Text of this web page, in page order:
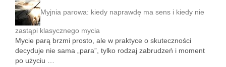
Myjnia parowa: kiedy naprawdę ma sens i kiedy nie
zastąpi klasycznego mycia
Mycie parą brzmi prosto, ale w praktyce o skuteczności
decyduje nie sama „para”, tylko rodzaj zabrudzeń i moment
po użyciu …